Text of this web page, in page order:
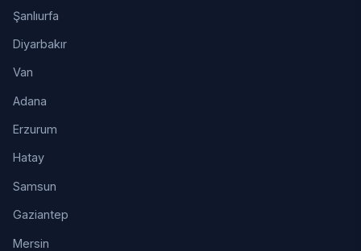
Şanlıurfa
Diyarbakır
Van
Adana
Erzurum
Hatay
Samsun
Gaziantep
Mersin